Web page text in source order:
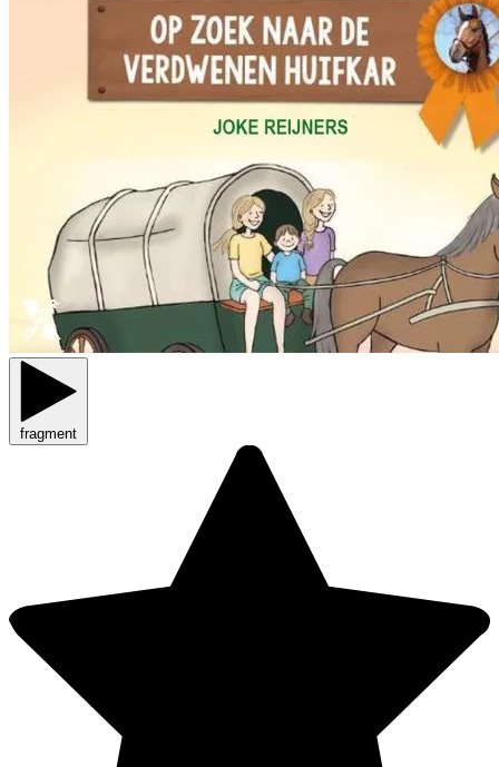
fragment